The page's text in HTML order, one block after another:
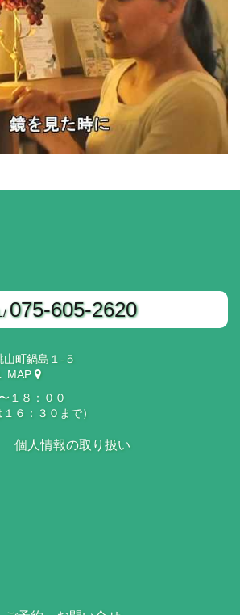
075-605-2620
町鍋島１‐５
MAP
１８：００
６：３０まで）
個人情報の取り扱い